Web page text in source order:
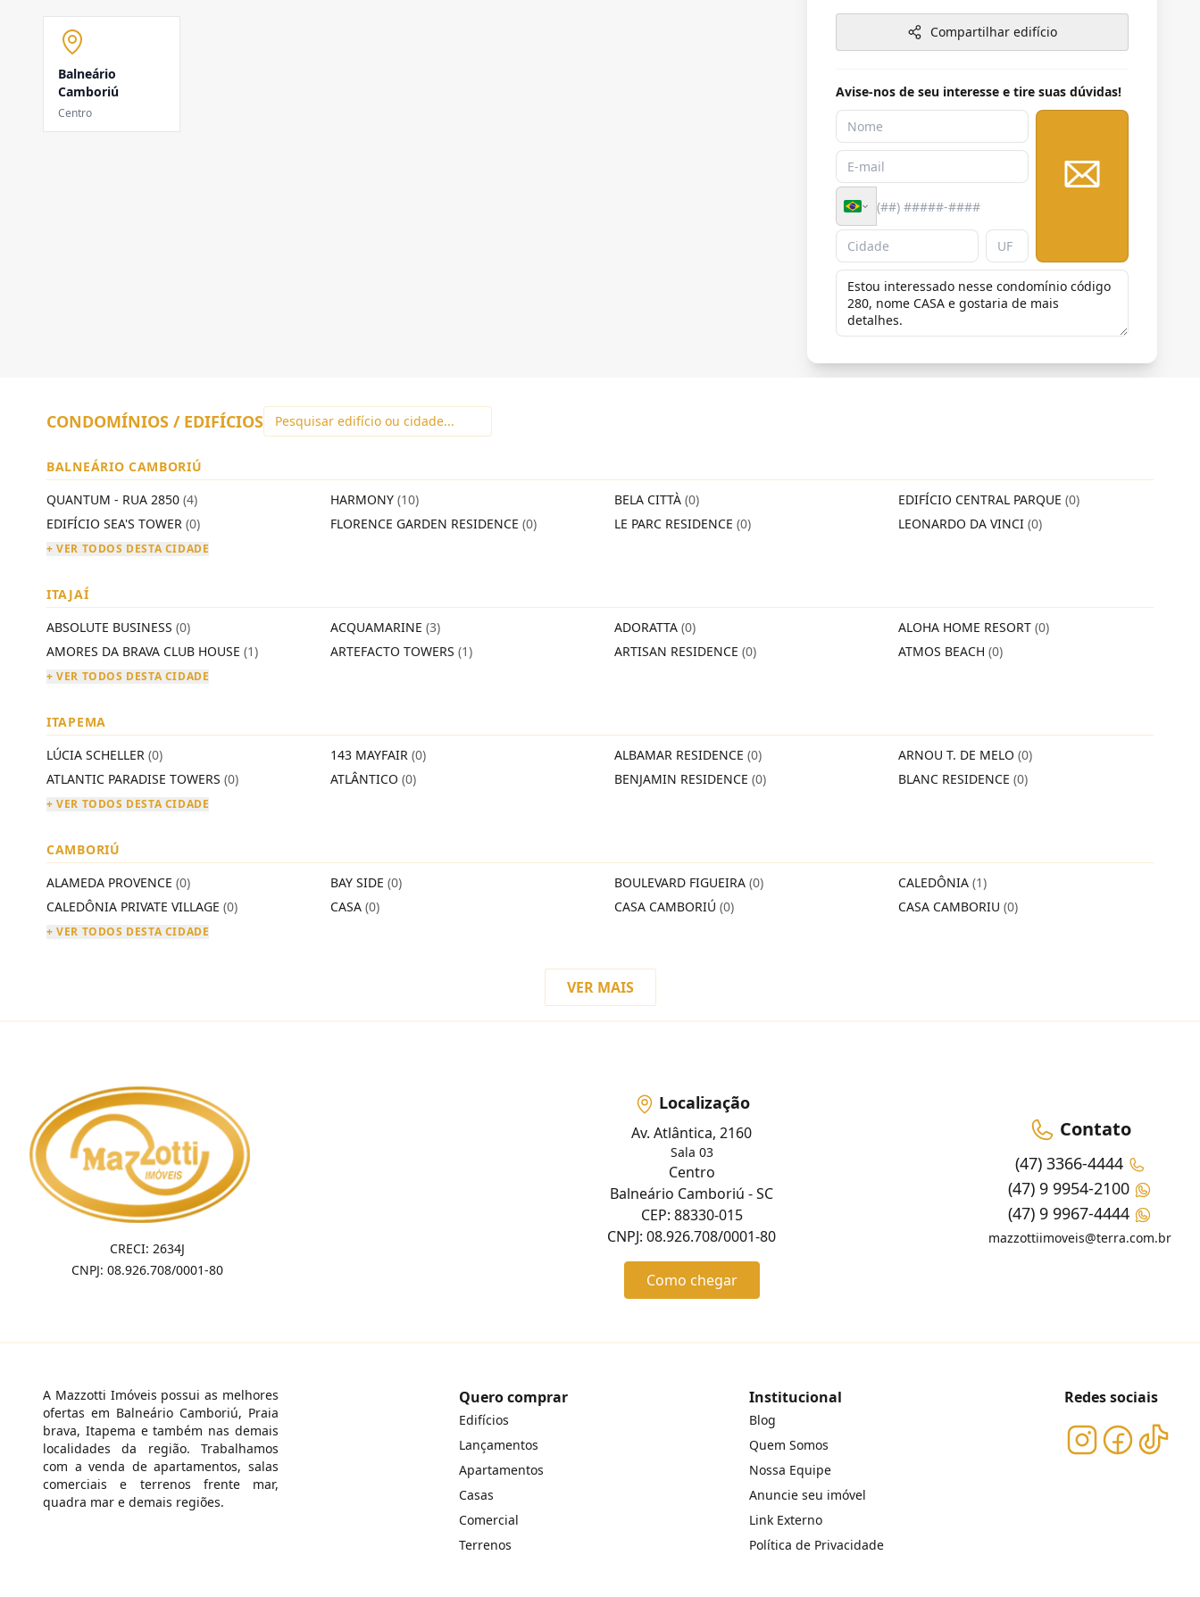
Balneário
Camboriú
Centro
Compartilhar edifício
Avise-nos de seu interesse e tire suas dúvidas!
CONDOMÍNIOS / EDIFÍCIOS
BALNEÁRIO CAMBORIÚ
QUANTUM - RUA 2850 (4) HARMONY (10) BELA CITTÀ (0) EDIFÍCIO CENTRAL PARQUE (0)
EDIFÍCIO SEA'S TOWER (0) FLORENCE GARDEN RESIDENCE (0) LE PARC RESIDENCE (0) LEONARDO DA VINCI (0)
+ VER TODOS DESTA CIDADE
ITAJAÍ
ABSOLUTE BUSINESS (0) ACQUAMARINE (3) ADORATTA (0) ALOHA HOME RESORT (0)
AMORES DA BRAVA CLUB HOUSE (1) ARTEFACTO TOWERS (1) ARTISAN RESIDENCE (0) ATMOS BEACH (0)
+ VER TODOS DESTA CIDADE
ITAPEMA
LÚCIA SCHELLER (0) 143 MAYFAIR (0) ALBAMAR RESIDENCE (0) ARNOU T. DE MELO (0)
ATLANTIC PARADISE TOWERS (0) ATLÂNTICO (0) BENJAMIN RESIDENCE (0) BLANC RESIDENCE (0)
+ VER TODOS DESTA CIDADE
CAMBORIÚ
ALAMEDA PROVENCE (0) BAY SIDE (0) BOULEVARD FIGUEIRA (0) CALEDÔNIA (1)
CALEDÔNIA PRIVATE VILLAGE (0) CASA (0) CASA CAMBORIÚ (0) CASA CAMBORIU (0)
+ VER TODOS DESTA CIDADE
VER MAIS
CRECI: 2634J
CNPJ: 08.926.708/0001-80
Localização
Av. Atlântica, 2160
Sala 03
Centro
Balneário Camboriú - SC
CEP: 88330-015
CNPJ: 08.926.708/0001-80
Como chegar
Contato
(47) 3366-4444
(47) 9 9954-2100
(47) 9 9967-4444
mazzottiimoveis@terra.com.br
A Mazzotti Imóveis possui as melhores
ofertas em Balneário Camboriú, Praia
brava, Itapema e também nas demais
localidades da região. Trabalhamos
com a venda de apartamentos, salas
comerciais e terrenos frente mar,
quadra mar e demais regiões.
Quero comprar
Edifícios
Lançamentos
Apartamentos
Casas
Comercial
Terrenos
Institucional
Blog
Quem Somos
Nossa Equipe
Anuncie seu imóvel
Link Externo
Política de Privacidade
Redes sociais